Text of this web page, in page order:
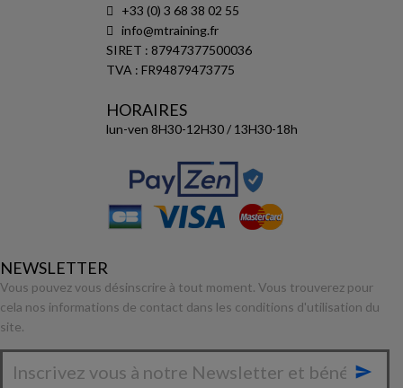
+33 (0) 3 68 38 02 55
info@mtraining.fr
SIRET : 87947377500036
TVA : FR94879473775
HORAIRES
lun-ven 8H30-12H30 / 13H30-18h
NEWSLETTER
Vous pouvez vous désinscrire à tout moment. Vous trouverez pour
cela nos informations de contact dans les conditions d'utilisation du
site.
